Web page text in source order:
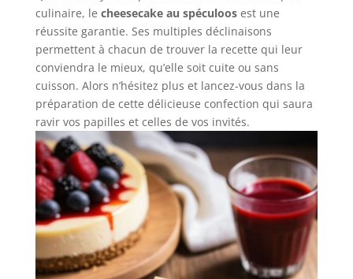
culinaire, le cheesecake au spéculoosest une
réussite garantie. Ses multiples déclinaisons
permettent à chacun de trouver la recette qui leur
conviendra le mieux, qu’elle soit cuite ou sans
cuisson. Alors n’hésitez plus et lancez-vous dans la
préparation de cette délicieuse confection qui saura
ravir vos papilles et celles de vos invités.